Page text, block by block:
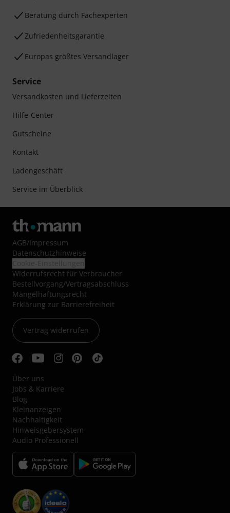
Beratung durch Fachexperten
Zufriedenheitsgarantie
Europas größtes Versandlager
Service
Versandkosten und Lieferzeiten
Hilfe-Center
Gutscheine
Kontakt
Ladengeschäft
Service im Überblick
AGB/Impressum
Datenschutzhinweise
Widerrufsrecht für Verbraucher
Bestellvorgang/Vertragsabschluss
Mängelhaftungsrecht
Erklärung zur Barrierefreiheit
Vertrag widerrufen
Über uns
Jobs & Karriere
Blog
Kleinanzeigen
Nachhaltigkeit
Hinweisgebersystem
Audio Professionell